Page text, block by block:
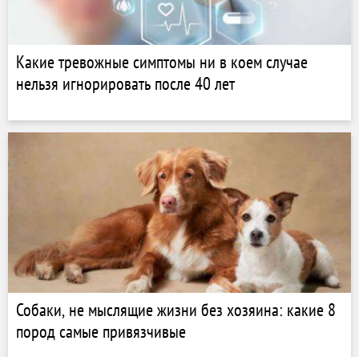
Какие тревожные симптомы ни в коем случае
нельзя игнорировать после 40 лет
Собаки, не мыслящие жизни без хозяина: какие 8
пород самые привязчивые